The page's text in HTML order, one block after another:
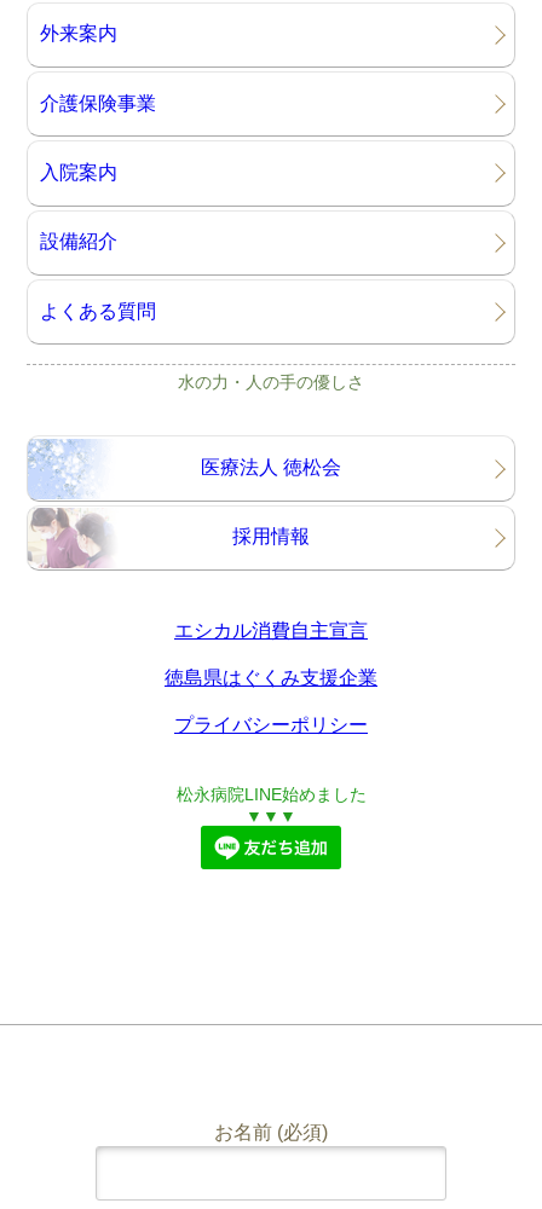
外来案内
介護保険事業
入院案内
設備紹介
よくある質問
水の力・人の手の優しさ
医療法人 徳松会
採用情報
エシカル消費自主宣言
徳島県はぐくみ支援企業
プライバシーポリシー
松永病院LINE始めました
▼▼▼
お名前 (必須)